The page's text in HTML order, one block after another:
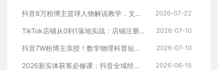
抖音8万粉博主篮球人物解说教学，文案剪辑全套实操，玩转伙伴计划精选单日收益破千 2026-07-22
TikTok店铺从0到1落地实战：店铺注册+产品上架+物流回款+内容剪辑，小白也能出单 2026-07-10
抖音7W粉博主亲授！数学物理科普短视频，单日300-500，伙伴计划+收徒+商单全变现 2026-07-10
2026新实体获客必修课：抖音全域经营实操，从认知破局到持续盈利 2026-06-15